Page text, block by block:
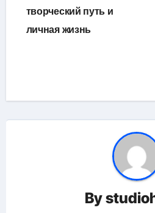
творческий путь и
личная жизнь
By